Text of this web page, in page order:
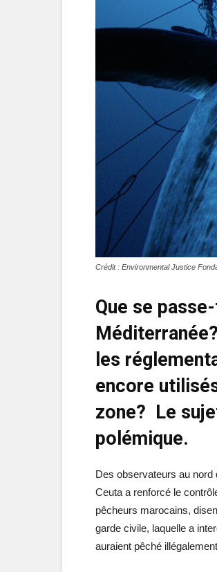
Crédit : Environmental Justice
Que se
les
encore
zone? Le
polémique.
Des observateurs au
Ceuta a renforcé le
pêcheurs marocains,
garde civile, laquelle a
auraient pêché